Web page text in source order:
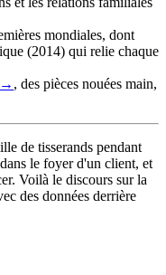
mondiales, dont
(2014) qui relie chaque
→ , des pièces nouées main,
de tisserands pendant
le foyer d'un client, et
Voilà le discours sur la
des données derrière